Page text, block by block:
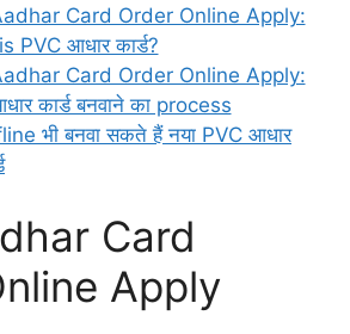
Card Order Online Apply:
PVC आधार कार्ड?
Card Order Online Apply:
कार्ड बनवाने का process
भी बनवा सकते हैं नया PVC आधार
Card
Apply